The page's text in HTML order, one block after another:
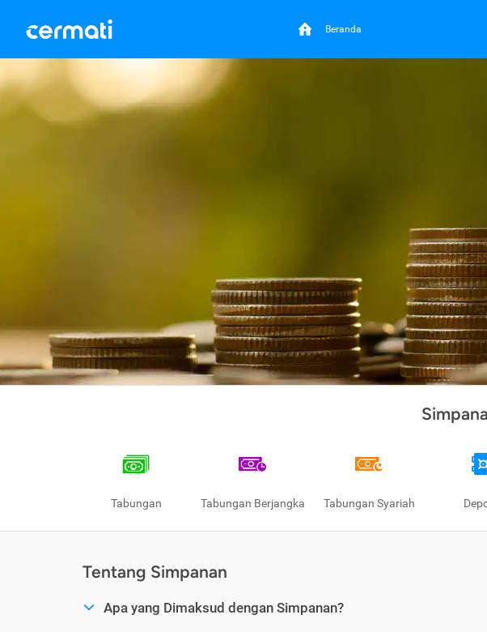
Beranda
Tabungan Tabungan Berjangka Tabungan Syariah
Tentang Simpanan
Apa yang Dimaksud dengan Simpanan?